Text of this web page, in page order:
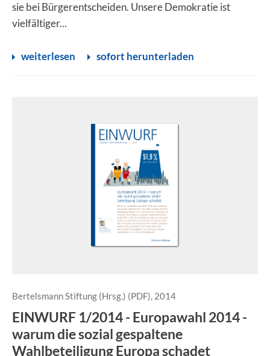
sie bei Bürgerentscheiden. Unsere Demokratie ist
vielfältiger...
weiterlesen sofort herunterladen
Bertelsmann Stiftung (Hrsg.) (PDF), 2014
EINWURF 1/2014 - Europawahl 2014 -
warum die sozial gespaltene
Wahlbeteiligung Europa schadet